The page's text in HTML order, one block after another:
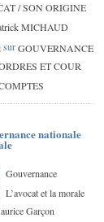
/ SON ORIGINE
MICHAUD
surGOUVERNANCE
ET COUR
nationale
Gouvernance
L’avocat et la morale
Garçon